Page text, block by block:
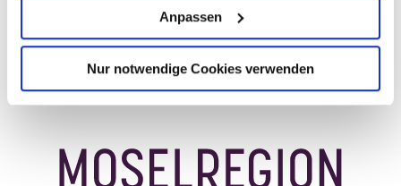
Anpassen
Nur notwendige Cookies verwenden